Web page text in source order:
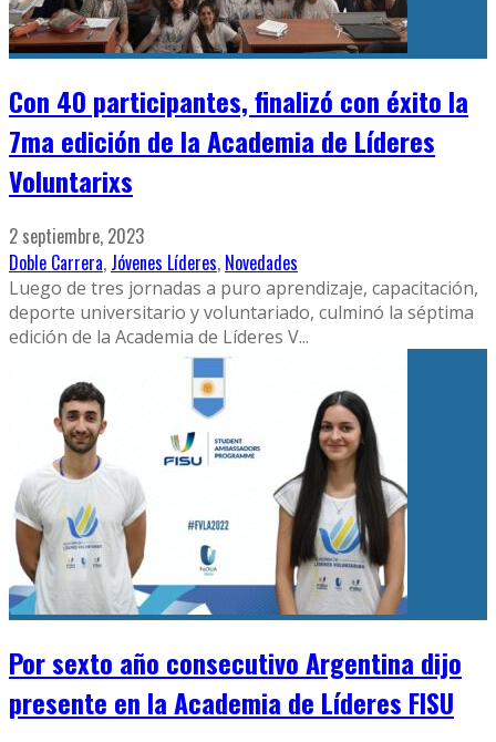
Con 40 participantes, finalizó con éxito la
7ma edición de la Academia de Líderes
Voluntarixs
2 septiembre, 2023
Doble Carrera, Jóvenes Líderes, Novedades
Luego de tres jornadas a puro aprendizaje, capacitación,
deporte universitario y voluntariado, culminó la séptima
edición de la Academia de Líderes V...
Por sexto año consecutivo Argentina dijo
presente en la Academia de Líderes FISU